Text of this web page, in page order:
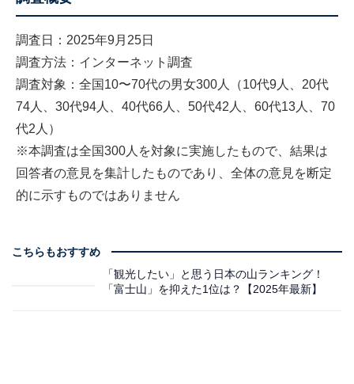
調査日：2025年9月25日
調査方法：インターネット調査
調査対象：全国10〜70代の男女300人（10代9人、20代
74人、30代94人、40代66人、50代42人、60代13人、70
代2人）
※本調査は全国300人を対象に実施したもので、結果は
回答者の意見を集計したものであり、全体の意見を断定
的に示すものではありません
こちらもおすすめ
「観光したい」と思う日本の山ランキング！
「富士山」を抑えた1位は？【2025年最新】